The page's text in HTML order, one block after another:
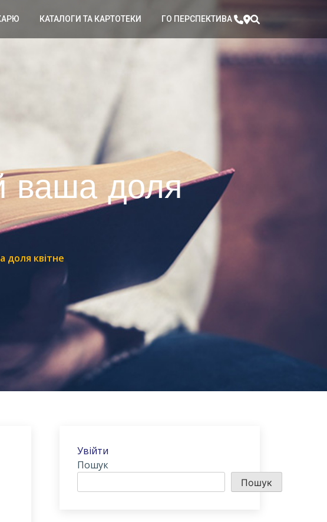
КАТАЛОГИ ТА КАРТОТЕКИ ГО ПЕРСПЕКТИВА
ваша доля
доля квітне
Увійти
Пошук
Пошук